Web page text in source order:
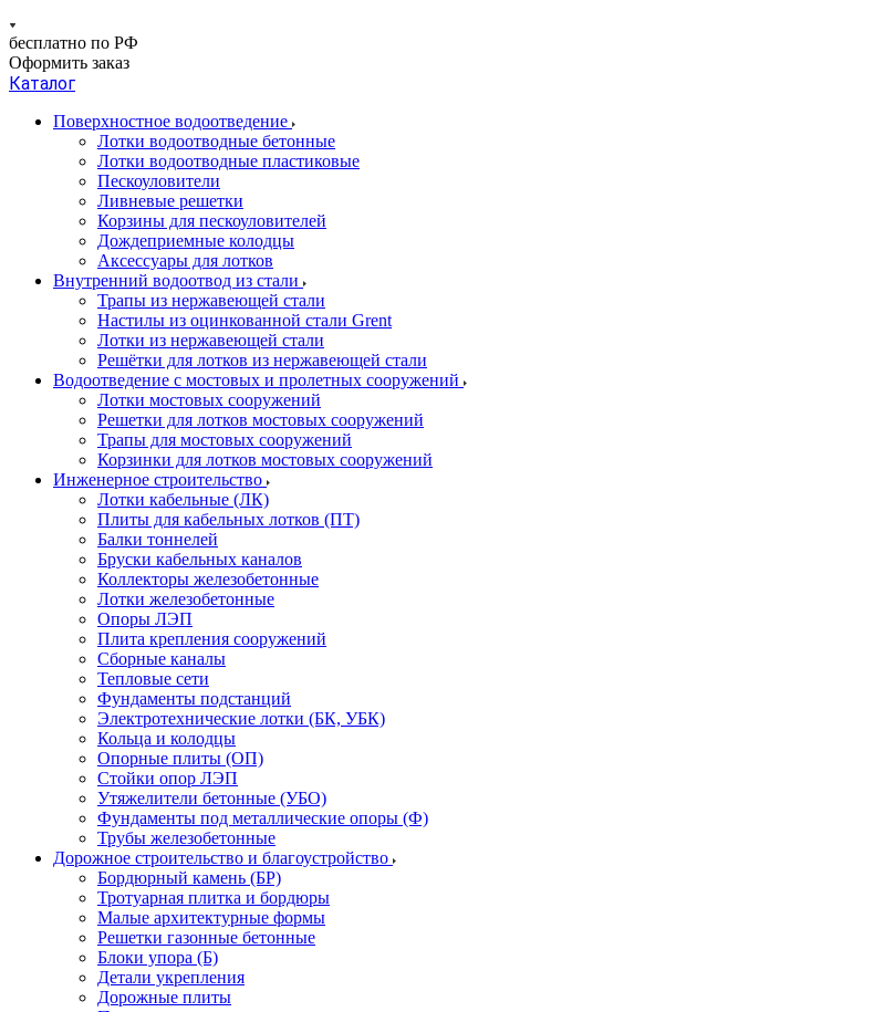
бесплатно по РФ
Оформить заказ
Каталог
Поверхностное водоотведение
Лотки водоотводные бетонные
Лотки водоотводные пластиковые
Пескоуловители
Ливневые решетки
Корзины для пескоуловителей
Дождеприемные колодцы
Аксессуары для лотков
Внутренний водоотвод из стали
Трапы из нержавеющей стали
Настилы из оцинкованной стали Grent
Лотки из нержавеющей стали
Решётки для лотков из нержавеющей стали
Водоотведение с мостовых и пролетных сооружений
Лотки мостовых сооружений
Решетки для лотков мостовых сооружений
Трапы для мостовых сооружений
Корзинки для лотков мостовых сооружений
Инженерное строительство
Лотки кабельные (ЛК)
Плиты для кабельных лотков (ПТ)
Балки тоннелей
Бруски кабельных каналов
Коллекторы железобетонные
Лотки железобетонные
Опоры ЛЭП
Плита крепления сооружений
Сборные каналы
Тепловые сети
Фундаменты подстанций
Электротехнические лотки (БК, УБК)
Кольца и колодцы
Опорные плиты (ОП)
Стойки опор ЛЭП
Утяжелители бетонные (УБО)
Фундаменты под металлические опоры (Ф)
Трубы железобетонные
Дорожное строительство и благоустройство
Бордюрный камень (БР)
Тротуарная плитка и бордюры
Малые архитектурные формы
Решетки газонные бетонные
Блоки упора (Б)
Детали укрепления
Дорожные плиты